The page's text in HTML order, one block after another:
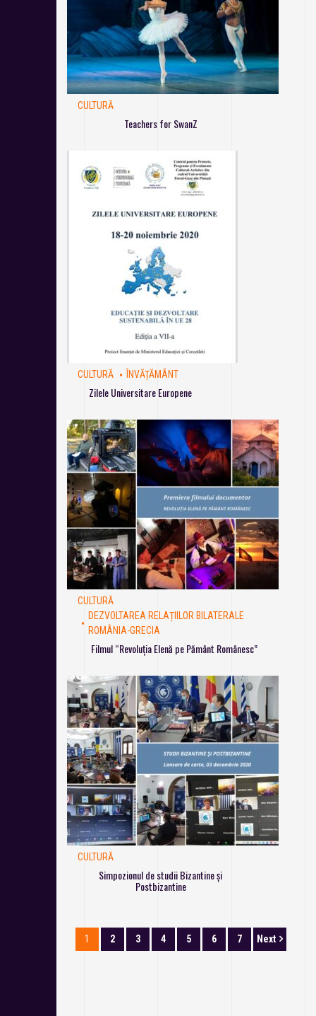
CULTURĂ
Teachers for SwanZ
CULTURĂ ÎNVĂȚĂMÂNT
Zilele Universitare Europene
CULTURĂ
DEZVOLTAREA RELAȚIILOR BILATERALE
ROMÂNIA-GRECIA
Filmul “Revoluția Elenă pe Pământ Românesc”
CULTURĂ
Simpozionul de studii Bizantine și
Postbizantine
1 2 3 4 5 6 7 Next